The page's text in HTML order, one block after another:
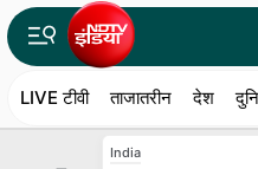
LIVE टीवी ताजातरीन देश
India